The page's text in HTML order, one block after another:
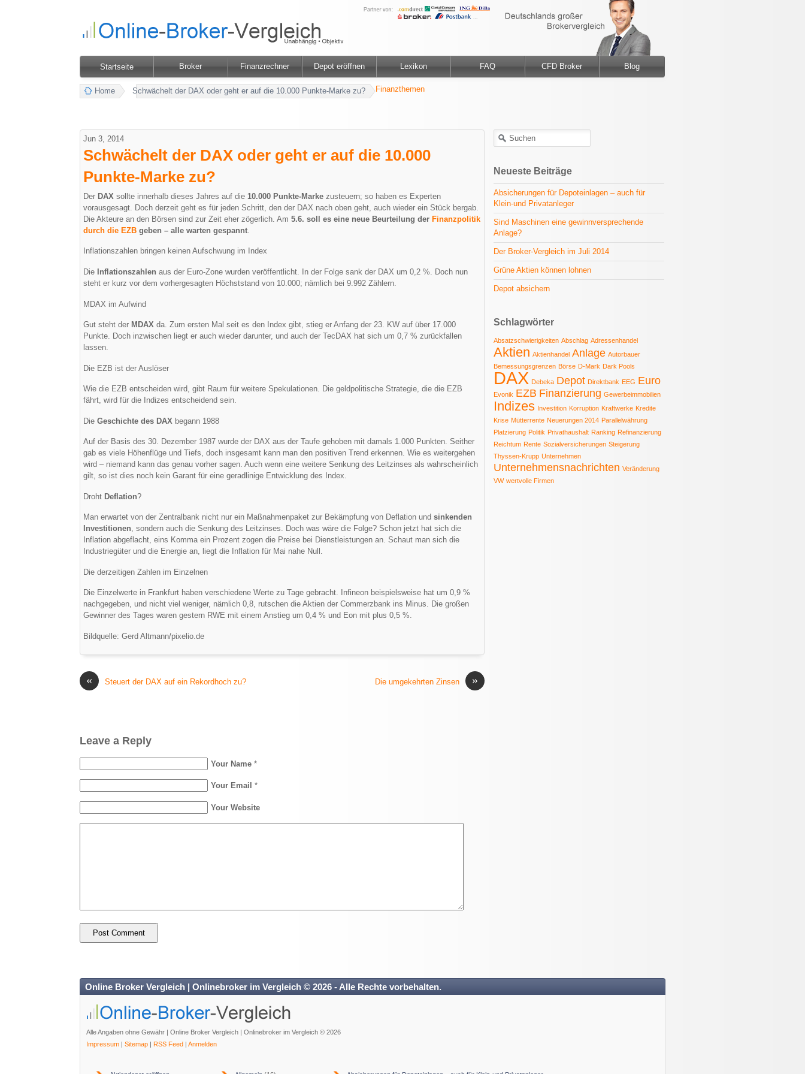
Startseite Broker Finanzrechner Depot eröffnen Lexikon FAQ CFD Broker Blog
Home Finanzthemen
Schwächelt der DAX oder geht er auf die 10.000 Punkte-Marke zu?
Jun 3, 2014
Schwächelt der DAX oder geht er auf die 10.000
Punkte-Marke zu?
Der DAX sollte innerhalb dieses Jahres auf die 10.000 Punkte-Marke zusteuern; so haben es Experten
vorausgesagt. Doch derzeit geht es für jeden Schritt, den der DAX nach oben geht, auch wieder ein Stück bergab.
Die Akteure an den Börsen sind zur Zeit eher zögerlich. Am 5.6. soll es eine neue Beurteilung der Finanzpolitik
durch die EZB geben – alle warten gespannt
Inflationszahlen bringen keinen Aufschwung im Index
Die Inflationszahlen aus der Euro-Zone wurden veröffentlicht. In der Folge sank der DAX um 0,2 %. Doch nun
steht er kurz vor dem vorhergesagten Höchststand von 10.000; nämlich bei 9.992 Zählern.
MDAX im Aufwind
Gut steht der MDAX da. Zum ersten Mal seit es den Index gibt, stieg er Anfang der 23. KW auf über 17.000
Punkte. Doch inzwischen liegt er auch wieder darunter, und auch der TecDAX hat sich um 0,7 % zurückfallen
lassen.
Die EZB ist der Auslöser
Wie die EZB entscheiden wird, gibt Raum für weitere Spekulationen. Die geldpolitische Strategie, die die EZB
fährt, wird für die Indizes entscheidend sein.
Die Geschichte des DAX begann 1988
Auf der Basis des 30. Dezember 1987 wurde der DAX aus der Taufe gehoben mit damals 1.000 Punkten. Seither
gab es viele Höhenflüge und Tiefs, doch insgesamt kann man den positiven Trend erkennen. Wie es weitergehen
wird – niemand kann das genau vorher sagen. Auch wenn eine weitere Senkung des Leitzinses als wahrscheinlich
gilt, so ist dies noch kein Garant für eine geradlinige Entwicklung des Index.
Droht Deflation?
Man erwartet von der Zentralbank nicht nur ein Maßnahmenpaket zur Bekämpfung von Deflation und sinkenden
Investitionen, sondern auch die Senkung des Leitzinses. Doch was wäre die Folge? Schon jetzt hat sich die
Inflation abgeflacht, eins Komma ein Prozent zogen die Preise bei Dienstleistungen an. Schaut man sich die
Industriegüter und die Energie an, liegt die Inflation für Mai nahe Null.
Die derzeitigen Zahlen im Einzelnen
Die Einzelwerte in Frankfurt haben verschiedene Werte zu Tage gebracht. Infineon beispielsweise hat um 0,9 %
nachgegeben, und nicht viel weniger, nämlich 0,8, rutschen die Aktien der Commerzbank ins Minus. Die großen
Gewinner des Tages waren gestern RWE mit einem Anstieg um 0,4 % und Eon mit plus 0,5 %.
Bildquelle: Gerd Altmann/pixelio.de
« Steuert der DAX auf ein Rekordhoch zu? »
Die umgekehrten Zinsen
Leave a Reply
Your Name *
Your Email *
Your Website
Neueste Beiträge
Absicherungen für Depoteinlagen – auch für
Klein-und Privatanleger
Sind Maschinen eine gewinnversprechende
Anlage?
Der Broker-Vergleich im Juli 2014
Grüne Aktien können lohnen
Depot absichern
Schlagwörter
Absatzschwierigkeiten Abschlag Adressenhandel
Aktien Aktienhandel Anlage Autorbauer
Bemessungsgrenzen Börse D-Mark Dark Pools
DAX Debeka Depot Direktbank EEG Euro
Evonik EZB Finanzierung Gewerbeimmobilien
Indizes Investition Korruption Kraftwerke Kredite
Krise Mütterrente Neuerungen 2014 Parallelwährung
Platzierung Politik Privathaushalt Ranking Refinanzierung
Reichtum Rente Sozialversicherungen Steigerung
Thyssen-Krupp Unternehmen
Unternehmensnachrichten Veränderung
VW wertvolle Firmen
Online Broker Vergleich | Onlinebroker im Vergleich © 2026 - Alle Rechte vorbehalten.
Alle Angaben ohne Gewähr | Online Broker Vergleich | Onlinebroker im Vergleich © 2026
Impressum | Sitemap | RSS Feed | Anmelden